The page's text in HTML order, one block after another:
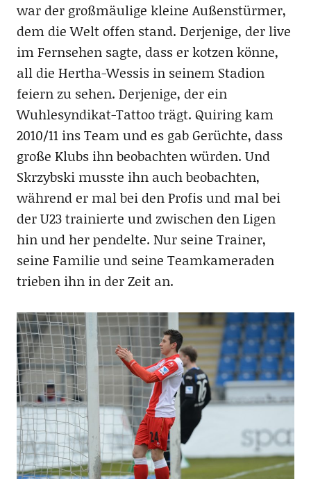
war der großmäulige kleine Außenstürmer,
dem die Welt offen stand. Derjenige, der live
im Fernsehen sagte, dass er kotzen könne,
all die Hertha-Wessis in seinem Stadion
feiern zu sehen. Derjenige, der ein
Wuhlesyndikat-Tattoo trägt. Quiring kam
2010/11 ins Team und es gab Gerüchte, dass
große Klubs ihn beobachten würden. Und
Skrzybski musste ihn auch beobachten,
während er mal bei den Profis und mal bei
der U23 trainierte und zwischen den Ligen
hin und her pendelte. Nur seine Trainer,
seine Familie und seine Teamkameraden
trieben ihn in der Zeit an.